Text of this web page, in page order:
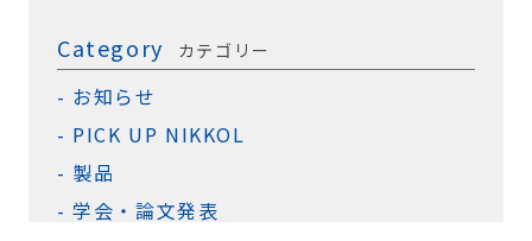
Category カテゴリー
お知らせ
PICK UP NIKKOL
製品
学会・論文発表